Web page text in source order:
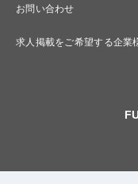
お問い合わせ
求人掲載をご希望する企業